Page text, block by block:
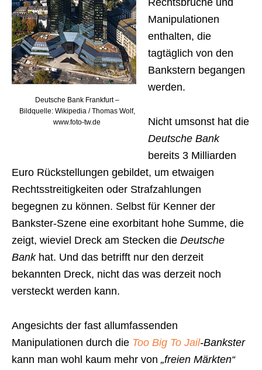
Deutsche Bank Frankfurt –
Bildquelle: Wikipedia / Thomas Wolf,
www.foto-tw.de
Rechtsbrüche und
Manipulationen
enthalten, die
tagtäglich von den
Bankstern begangen
werden.
Nicht umsonst hat die
Deutsche Bank
bereits 3 Milliarden
Euro Rückstellungen gebildet, um etwaigen
Rechtsstreitigkeiten oder Strafzahlungen
begegnen zu können. Selbst für Kenner der
Bankster-Szene eine exorbitant hohe Summe, die
zeigt, wieviel Dreck am Stecken die Deutsche
Bankhat. Und das betrifft nur den derzeit
bekannten Dreck, nicht das was derzeit noch
versteckt werden kann.
Angesichts der fast allumfassenden
Manipulationen durch die Too Big To Jail-Bankster
kann man wohl kaum mehr von „freien Märkten“